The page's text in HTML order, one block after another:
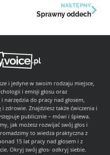
NASTĘPNY
Sprawny oddech
i jedyne w swoim rodzaju miejsce,
i emisji głosu oraz
do pracy nad głosem,
zdrowie. Znajdziesz także ćwiczenia i
publicznie – mówi i śpiewa.
jak możesz rozwijać swój głos i
to wiedza praktyczna z
15 lat pracy nad głosem i z
Okryj swój głos- odkryj siebie.